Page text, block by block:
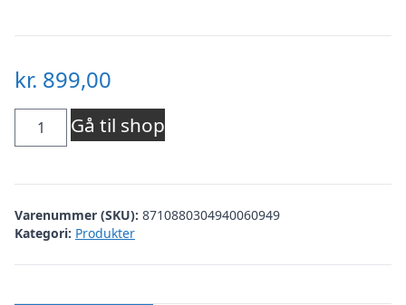
kr. 899,00
Badeværelseslampe
aluminium
og
Gå til shop
Varenummer (SKU): 8710880304940060949
Kategori: Produkter